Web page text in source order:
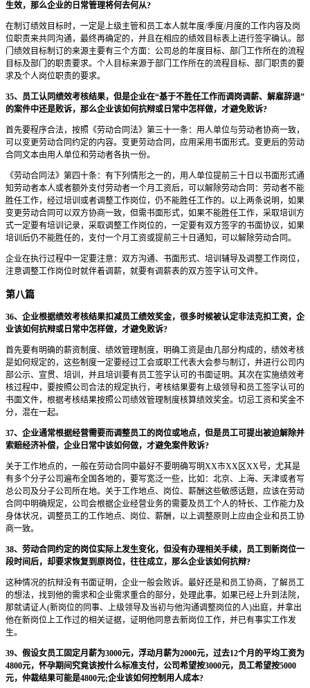
生效，那么企业的日常管理将何去何从?
在制订绩效目标时，一定是上级主管和员工本人就年度/季度/月度的工作内容及岗
位职责来共同沟通，最终再确定的，并且在相应的绩效目标表上进行签字确认。部
门绩效目标制订的来源主要有三个方面：公司总的年度目标、部门工作所在的流程
目标及部门的职责要求。个人目标来源于部门工作所在的流程目标、部门职责的要
求及个人岗位职责的要求。
35、员工认同绩效考核结果，但是企业在“基于不胜任工作而调岗调薪、解雇辞退”
的案件中还是败诉，那么企业该如何抗辩或日常中怎样做，才避免败诉?
首先要程序合法，按照《劳动合同法》第三十一条：用人单位与劳动者协商一致，
可以变更劳动合同约定的内容。变更劳动合同，应用采用书面形式。变更后的劳动
合同文本由用人单位和劳动者各执一份。
《劳动合同法》第四十条：有下列情形之一的，用人单位提前三十日以书面形式通
知劳动者本人或者额外支付劳动者一个月工资后，可以解除劳动合同：劳动者不能
胜任工作，经过培训或者调整工作岗位，仍不能胜任工作的。以上两条说明，如果
变更劳动合同可以双方协商一致，但需书面形式，如果不能胜任工作，采取培训方
式一定要有培训记录，采取调整工作岗位的，一定要有双方签字的书面协议，如果
培训后仍不能胜任的，支付一个月工资或提前三十日通知，可以解除劳动合同。
企业在执行过程中一定要注意：双方沟通、书面形式、培训辅导及调整工作岗位，
注意调整工作岗位时就伴着调薪，就要有调薪表的双方签字认可文件。
第八篇
36、企业根据绩效考核结果扣减员工绩效奖金，很多时候被认定非法克扣工资，企
业该如何抗辩或日常中怎样做，才避免败诉?
首先要有明确的薪资制度、绩效管理制度，明确工资是由几部分构成的，绩效考核
是如何规定的，这些制度一定要经过工会或职工代表大会参与制订，并进行公司内
部公示、宣贯、培训，并且培训要有员工签字认可的书面证明。其次在实施绩效考
核过程中，要按照公司合法的规定执行，考核结果要有上级领导和员工签字认可的
书面文件，根据考核结果按照公司绩效管理制度核算绩效奖金。切忌工资和奖金不
分，混在一起。
37、企业通常根据经营需要而调整员工的岗位或地点，但是员工可提出被迫解除并
索赔经济补偿，企业日常中该如何做，才避免案件败诉?
关于工作地点的，一般在劳动合同中最好不要明确写明XX市XX区XX号，尤其是
有多个分子公司遍布全国各地的，要写宽泛一些，比如：北京、上海、天津或者写
总公司及分子公司所在地。关于工作地点、岗位、薪酬这些敏感话题，应该在劳动
合同中明确规定，公司会根据企业经营业务的需要及员工个人的特长、工作能力及
身体状况，调整员工的工作地点、岗位、薪酬，以上调整原则上应由企业和员工协
商一致。
38、劳动合同约定的岗位实际上发生变化，但没有办理相关手续，员工到新岗位一
段时间后，却要求恢复到原岗位，往往成立，那么企业该如何抗辩?
这种情况的抗辩没有书面证明，企业一般会败诉。最好还是和员工协商，了解员工
的想法，找到他的需求和企业需求重合的部分，处理此事。如果已经上升到法院，
那就请证人(新岗位的同事、上级领导及当初与他沟通调整岗位的人)出庭，并拿出
他在新岗位上工作过的相关证据，证明他同意去新岗位工作，并已有事实工作发
生。
39、假设女员工固定月薪为3000元，浮动月薪为2000元，过去12个月的平均工资为
4800元，怀孕期间究竟该按什么标准支付，公司希望按3000元，员工希望按5000
元，仲裁结果可能是4800元;企业该如何控制用人成本?